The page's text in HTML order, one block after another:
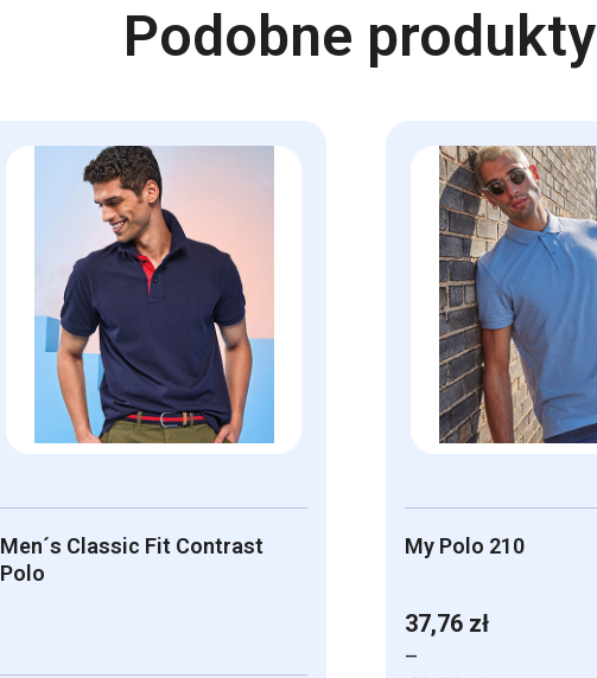
Podobne produkty
Men´s Classic Fit Contrast
Polo
My Polo 210
37,76 zł
–